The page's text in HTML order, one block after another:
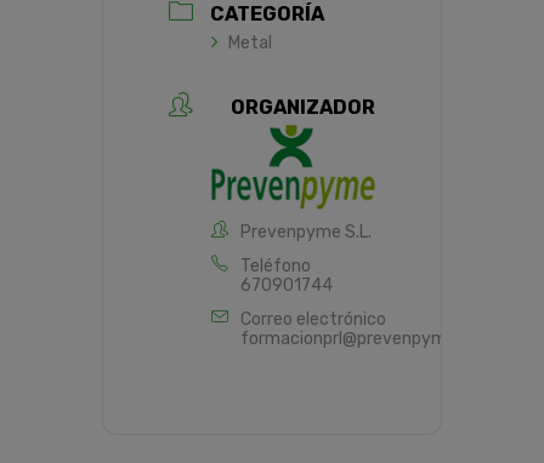
CATEGORÍA
Metal
ORGANIZADOR
Prevenpyme S.L.
Teléfono
670901744
Correo electrónico
formacionprl@prevenpyme.es